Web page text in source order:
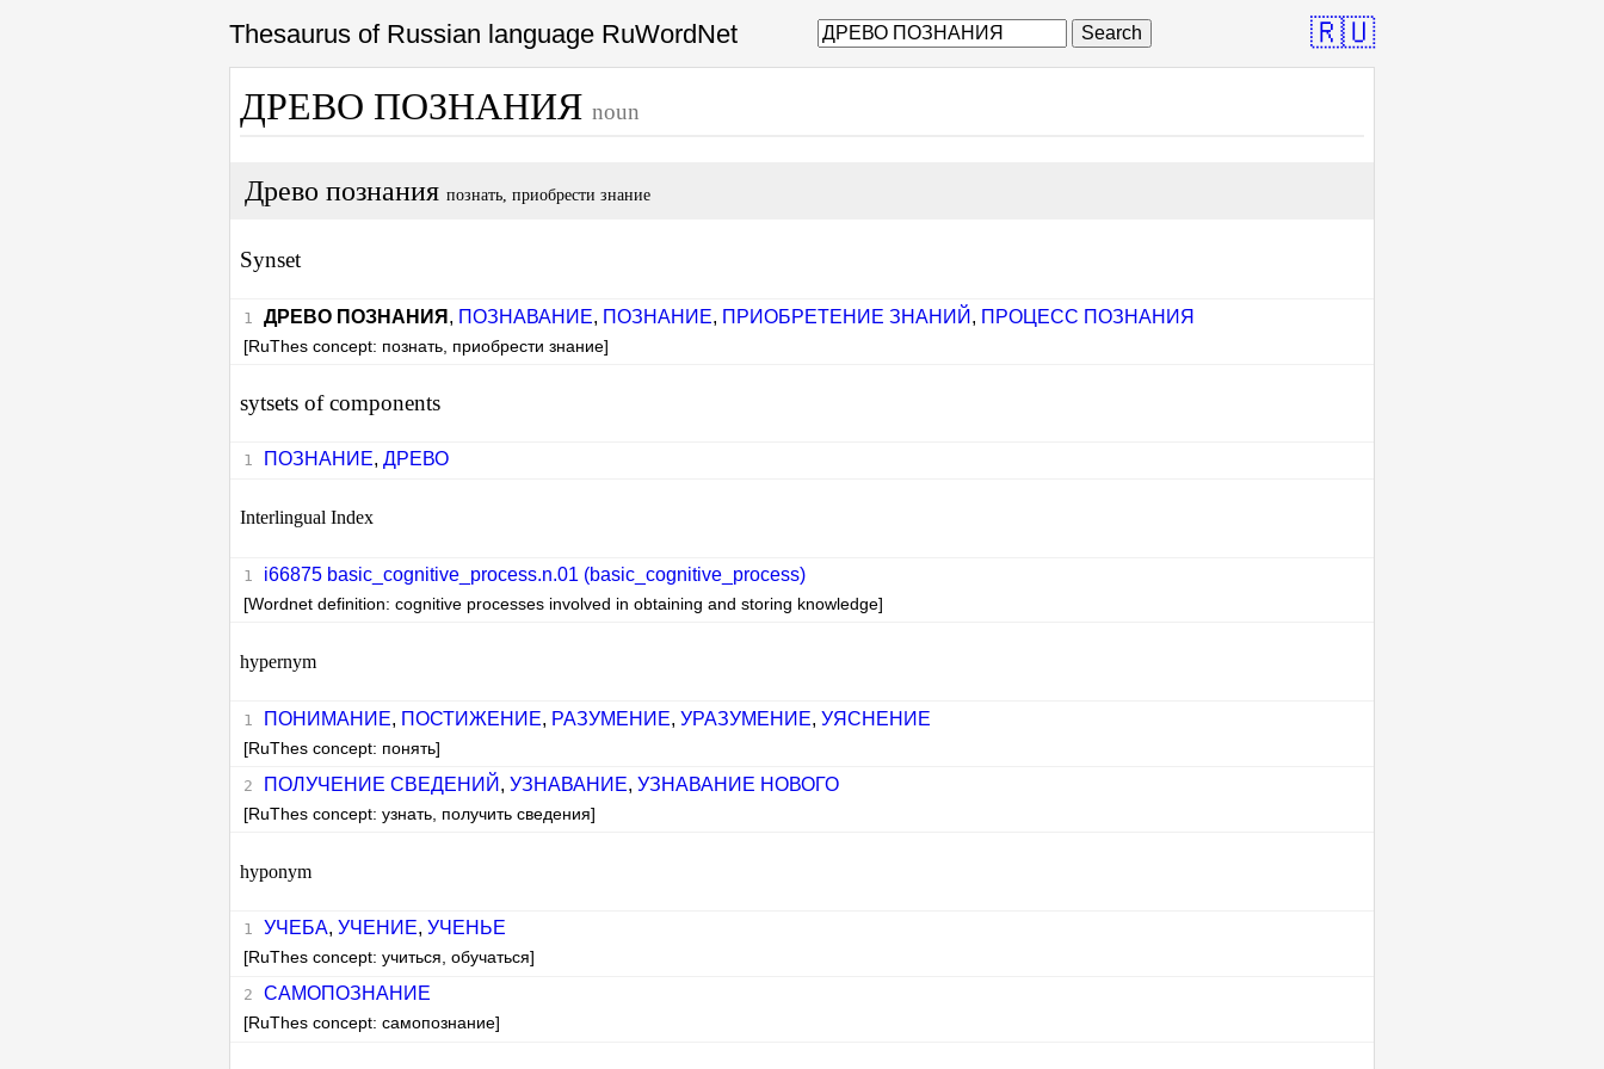
Thesaurus of Russian language RuWordNet Search 🇷🇺
ДРЕВО ПОЗНАНИЯ noun
Древо познания познать, приобрести знание
Synset
ДРЕВО ПОЗНАНИЯ , ПОЗНАВАНИЕ, ПОЗНАНИЕ, ПРИОБРЕТЕНИЕ ЗНАНИЙ , ПРОЦЕСС ПОЗНАНИЯ
[RuThes concept: познать, приобрести знание]
sytsets of components
ПОЗНАНИЕ, ДРЕВО
Interlingual Index
i66875 basic_cognitive_process.n.01 (basic_cognitive_process)
[Wordnet definition: cognitive processes involved in obtaining and storing knowledge]
hypernym
ПОНИМАНИЕ, ПОСТИЖЕНИЕ, РАЗУМЕНИЕ, УРАЗУМЕНИЕ, УЯСНЕНИЕ
[RuThes concept: понять]
ПОЛУЧЕНИЕ СВЕДЕНИЙ , УЗНАВАНИЕ, УЗНАВАНИЕ НОВОГО
[RuThes concept: узнать, получить сведения]
hyponym
УЧЕБА, УЧЕНИЕ, УЧЕНЬЕ
[RuThes concept: учиться, обучаться]
САМОПОЗНАНИЕ
[RuThes concept: самопознание]